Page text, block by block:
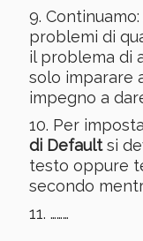
problemi di
il problema di
solo imparare
impegno a
Per
di Defaultsi
testo oppure
secondo
………